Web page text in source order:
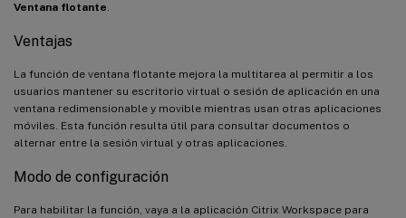
Ventana flotante.
Ventajas
La función de ventana flotante mejora la multitarea al permitir a los
usuarios mantener su escritorio virtual o sesión de aplicación en una
ventana redimensionable y movible mientras usan otras aplicaciones
móviles. Esta función resulta útil para consultar documentos o
alternar entre la sesión virtual y otras aplicaciones.
Modo de configuración
Para habilitar la función, vaya a la aplicación Citrix Workspace para